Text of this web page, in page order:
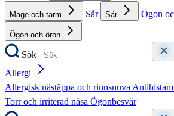
Mage och tarm Sår Sår Ögon
Ögon och öron
Sök
Allergi
Allergisk nästäppa och rinnsnuva
Torr och irriterad näsa Ögonbesvär